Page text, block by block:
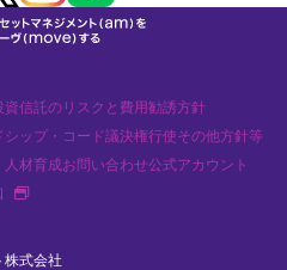
資信託のリスクと費用勧誘方針
シップ・コード議決権行使その他方針等
人材育成お問い合わせ公式アカウント
株式会社